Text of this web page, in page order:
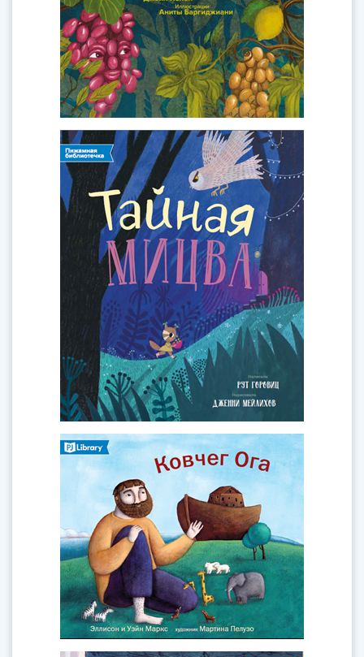
Тайная мицва
Книга
октября
Автор:
Рут Горовиц
Перед вами история из Иерусалимского
Талмуда, пересказанная для детей.
Ковчег Ога
Книга
ноября
Элисон и Уэйн Маркс
Слышали ли вы про великана Ога? Был он
большим и добрым, любил всех зверей и
птиц; именно он помог Ною собрать всю
живность на ковчег, но и Ной не остался в
долгу перед гигантом Огом.